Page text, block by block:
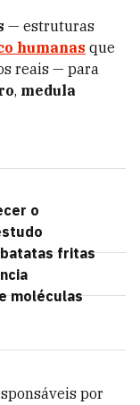
— estruturas
humanas que
reais — para
, medula
o
fritas
moléculas
por